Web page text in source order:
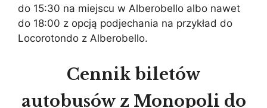
do 15:30 na miejscu w Alberobello albo nawet
do 18:00 z opcją podjechania na przykład do
Locorotondo z Alberobello.
Cennik biletów
autobusów z Monopoli do